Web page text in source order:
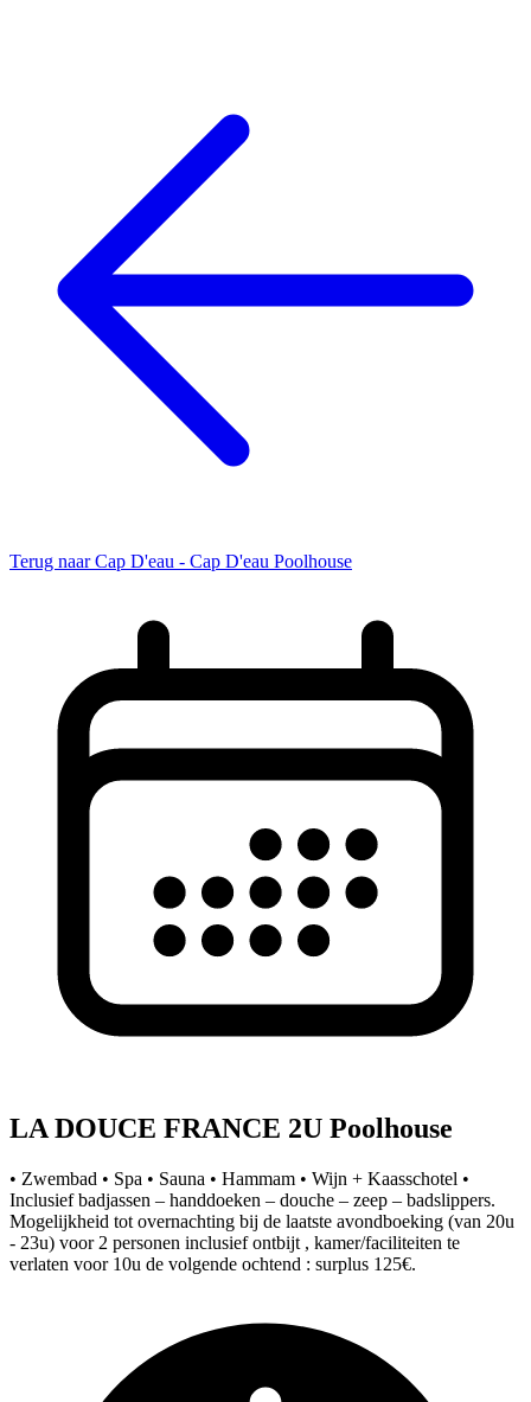
Terug naar Cap D'eau - Cap D'eau Poolhouse
LA DOUCE FRANCE 2U Poolhouse
• Zwembad • Spa • Sauna • Hammam • Wijn + Kaasschotel •
Inclusief badjassen – handdoeken – douche – zeep – badslippers.
Mogelijkheid tot overnachting bij de laatste avondboeking (van 20u
- 23u) voor 2 personen inclusief ontbijt , kamer/faciliteiten te
verlaten voor 10u de volgende ochtend : surplus 125€.